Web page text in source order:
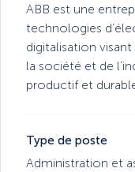
ABB est une
technologies
digitalisation
la société et de
productif et
Type de poste
Administration et